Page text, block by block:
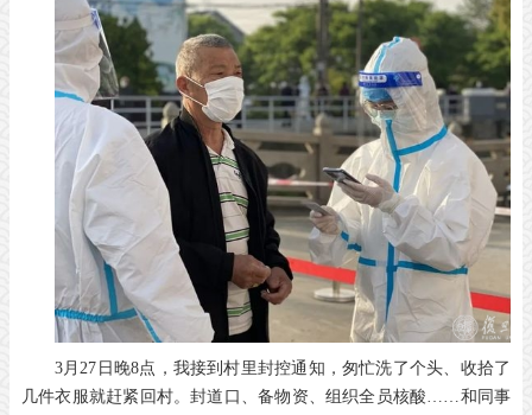
3月27日晚8点，我接到村里封控通知，匆忙洗了个头、收拾了
几件衣服就赶紧回村。封道口、备物资、组织全员核酸……和同事